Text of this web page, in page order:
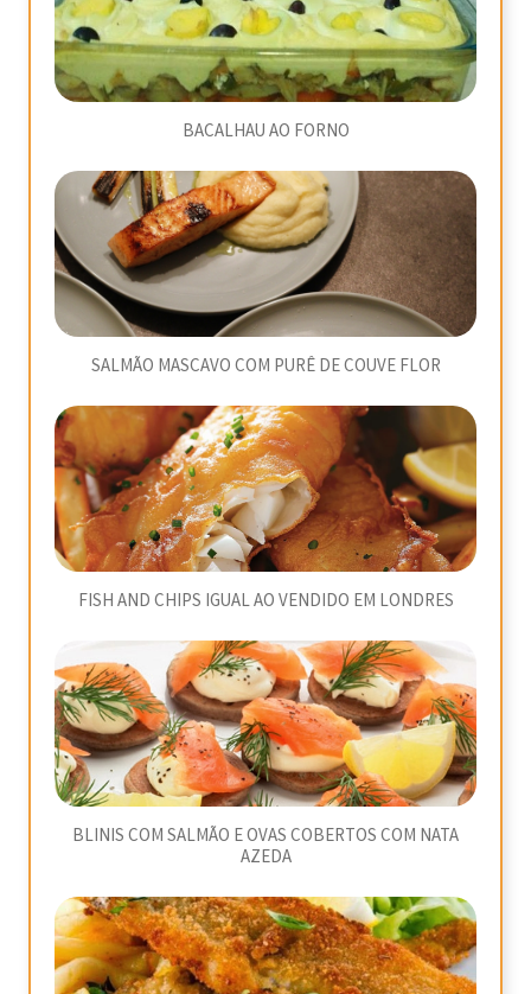
BACALHAU AO FORNO
SALMÃO MASCAVO COM PURÊ DE COUVE FLOR
FISH AND CHIPS IGUAL AO VENDIDO EM LONDRES
BLINIS COM SALMÃO E OVAS COBERTOS COM NATA
AZEDA